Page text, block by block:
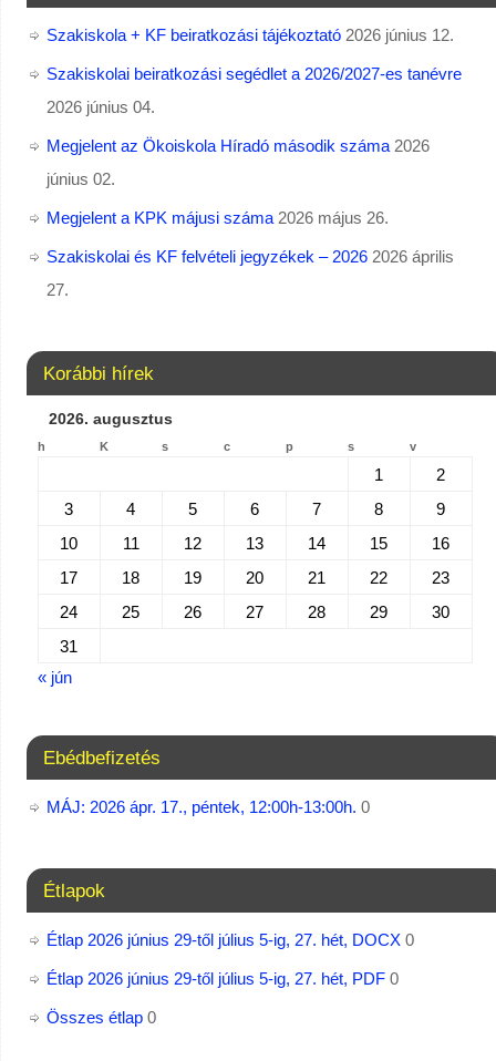
Szakiskola + KF beiratkozási tájékoztató 2026 június 12.
Szakiskolai beiratkozási segédlet a 2026/2027-es tanévre
2026 június 04.
Megjelent az Ökoiskola Híradó második száma 2026
június 02.
Megjelent a KPK májusi száma 2026 május 26.
Szakiskolai és KF felvételi jegyzékek – 2026 2026 április
27.
Korábbi hírek
2026. augusztus
h K s c p s v
1
2
3
4 5 6 7 8
9
10
11 12 13 14 15
16
17
18 19 20 21 22
23
24
25 26 27 28 29
30
31
« jún
Ebédbefizetés
MÁJ: 2026 ápr. 17., péntek, 12:00h-13:00h. 0
Étlapok
Étlap 2026 június 29-től július 5-ig, 27. hét, DOCX0
Étlap 2026 június 29-től július 5-ig, 27. hét, PDF0
Összes étlap0